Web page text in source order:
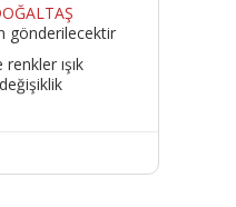
gönderilecektir
ışık